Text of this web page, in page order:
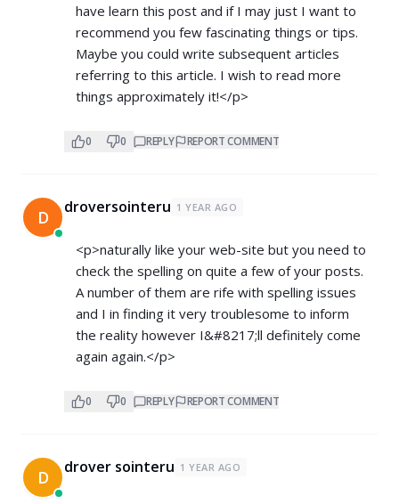
have learn this post and if I may just I want to
recommend you few fascinating things or tips.
Maybe you could write subsequent articles
referring to this article. I wish to read more
things approximately it!</p>
0 0 REPLY REPORT COMMENT
D droversointeru 1 YEAR AGO
<p>naturally like your web-site but you need to
check the spelling on quite a few of your posts.
A number of them are rife with spelling issues
and I in finding it very troublesome to inform
the reality however I&#8217;ll definitely come
again again.</p>
0 0 REPLY REPORT COMMENT
D drover sointeru 1 YEAR AGO